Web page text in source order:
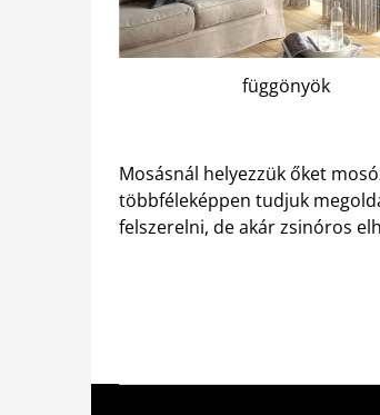
függönyök
Mosásnál helyezzük őket
többféleképpen tudjuk
felszerelni, de akár zsinóros